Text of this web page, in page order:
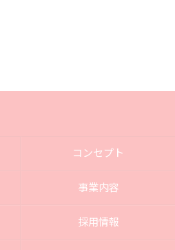
コンセプト
事業内容
採用情報